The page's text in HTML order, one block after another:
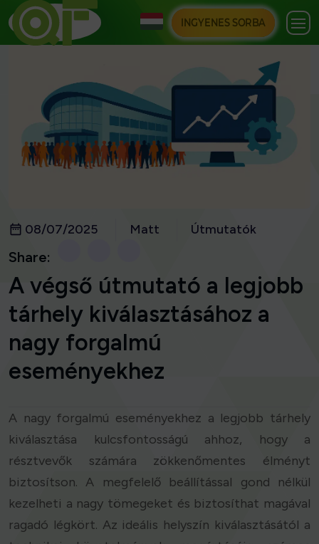
INGYENES SORBA
08/07/2025 Matt Útmutatók
Share:
A végső útmutató a legjobb
tárhely kiválasztásához a
nagy forgalmú
eseményekhez
A nagy forgalmú eseményekhez a legjobb tárhely
kiválasztása kulcsfontosságú ahhoz, hogy a
résztvevők számára zökkenőmentes élményt
biztosítson. A megfelelő beállítással gond nélkül
kezelheti a nagy tömegeket és biztosíthat magával
ragadó légkört. Az ideális helyszín kiválasztásától a